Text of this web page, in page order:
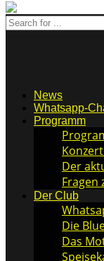
News
Whatsapp-
Programm
Der
Fragen
Der Club
Die
Das